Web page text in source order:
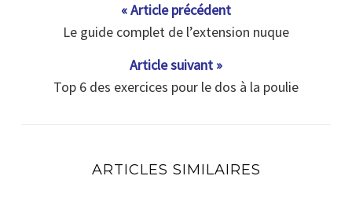
« Article précédent
Le guide complet de l’extension nuque
Article suivant »
Top 6 des exercices pour le dos à la poulie
ARTICLES SIMILAIRES